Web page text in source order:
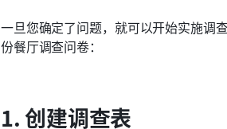
一旦您确定了问题，就可以开始实施调
份餐厅调查问卷：
1. 创建调查表